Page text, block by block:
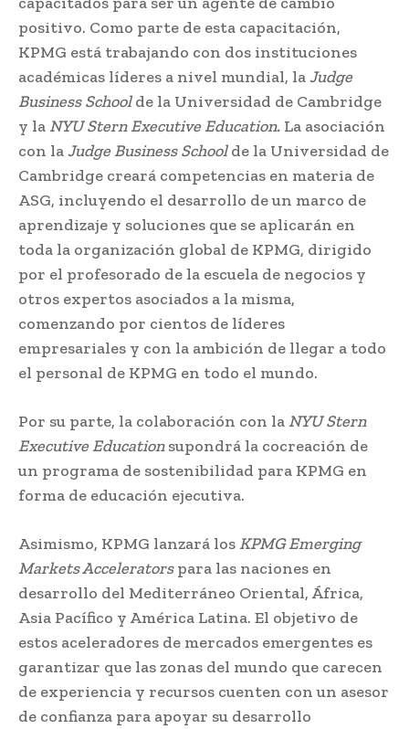
positivo. Como parte de esta capacitación,
KPMG está trabajando con dos instituciones
académicas líderes a nivel mundial, laJudge
Business Schoolde la Universidad de Cambridge
y la NYU Stern Executive Education. La asociación
con laJudge Business Schoolde la Universidad de
Cambridge creará competencias en materia de
ASG, incluyendo el desarrollo de un marco de
aprendizaje y soluciones que se aplicarán en
toda la organización global de KPMG, dirigido
por el profesorado de la escuela de negocios y
otros expertos asociados a la misma,
comenzando por cientos de líderes
empresariales y con la ambición de llegar a todo
el personal de KPMG en todo el mundo.
Por su parte, la colaboración con la NYU Stern
Executive Educationsupondrá la cocreación de
un programa de sostenibilidad para KPMG en
forma de educación ejecutiva.
Asimismo, KPMG lanzará los KPMG Emerging
Markets Acceleratorspara las naciones en
desarrollo del Mediterráneo Oriental, África,
Asia Pacífico y América Latina. El objetivo de
estos aceleradores de mercados emergentes es
garantizar que las zonas del mundo que carecen
de experiencia y recursos cuenten con un asesor
de confianza para apoyar su desarrollo